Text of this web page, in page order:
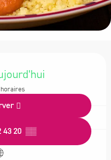
43 20 ▒▒